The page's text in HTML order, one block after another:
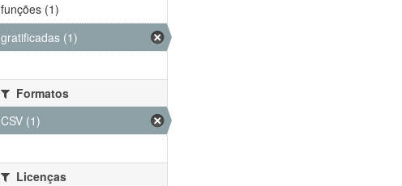
funções (1)
gratificadas (1)
Formatos
CSV (1)
Licenças